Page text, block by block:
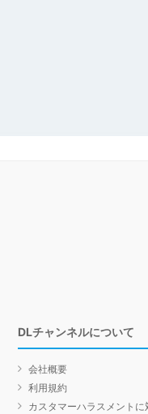
DLチャンネルについて
会社概要
利用規約
カスタマーハラスメント